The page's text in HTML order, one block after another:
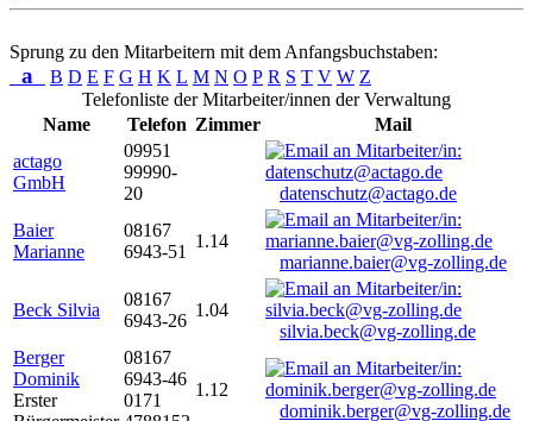
Sprung zu den Mitarbeitern mit dem Anfangsbuchstaben:
a B D E F G H K L M N O P R S T V W Z
Telefonliste der Mitarbeiter/innen der Verwaltung
Name
Telefon Zimmer
Mail
actago
GmbH
09951
99990-
20
datenschutz@actago.de
Baier
Marianne
08167
6943-51
1.14
marianne.baier@vg-zolling.de
Beck Silvia
08167
6943-26
1.04
silvia.beck@vg-zolling.de
Berger
Dominik
Erster
08167
6943-46
0171
1.12
dominik.berger@vg-zolling.de